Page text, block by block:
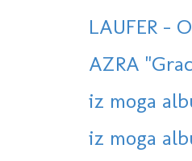
LAUFER -
AZRA
iz moga
iz moga